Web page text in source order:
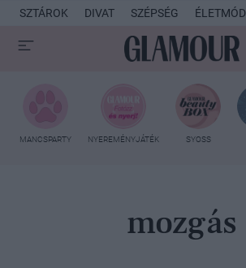
SZTÁROK DIVAT SZÉPSÉG ÉLETMÓD
MANCSPARTY NYEREMÉNYJÁTÉK SYOSS
mozgás